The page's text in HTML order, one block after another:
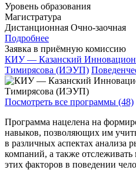
Уровень образования
Магистратура
Дистанционная Очно-заочная
Подробнее
Заявка в приёмную комиссию
КИУ — Казанский
Тимирясова (ИЭУП)
Посмотреть все программы (48)
Программа нацелена на
навыков, позволяющих им
в различных аспектах анализа
компаний, а также
этих факторов в поведении